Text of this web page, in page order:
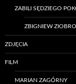
ZABILI SĘDZIEGO
ZBIGNIEW
ZDJĘCIA
FILM
MARIAN ZAGÓRNY